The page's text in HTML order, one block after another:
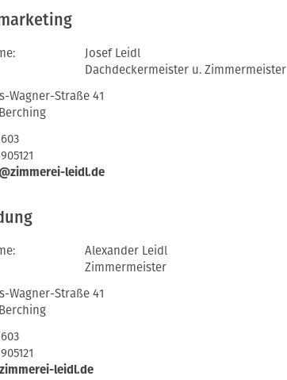
Josef Leidl
Dachdeckermeister u. Zimmermeister
Wagner-Straße 41
leidl.de
Alexander Leidl
Zimmermeister
Wagner-Straße 41
leidl.de